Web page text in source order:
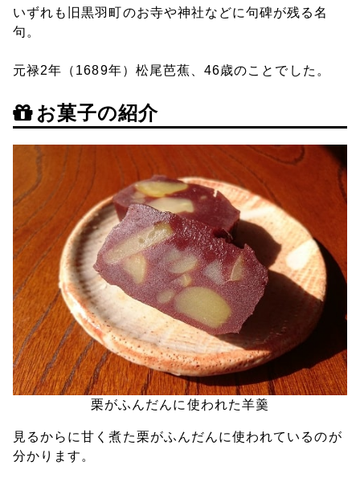
いずれも旧黒羽町のお寺や神社などに句碑が残る名
句。
元禄2年（1689年）松尾芭蕉、46歳のことでした。
お菓子の紹介
栗がふんだんに使われた羊羹
見るからに甘く煮た栗がふんだんに使われているのが
分かります。